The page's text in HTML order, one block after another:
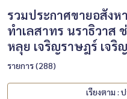
รวมประกาศขายอสัง
ทำเลสาทร นราธิวาส
หลุย เจริญราษฎร์ เจริ
รายการ (288)
เ